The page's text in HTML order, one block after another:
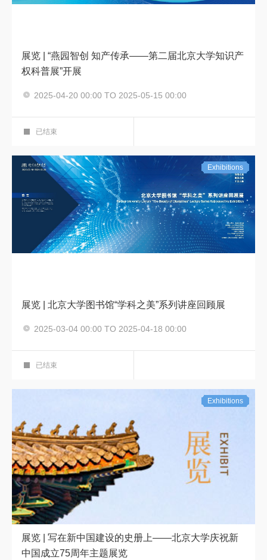
展览 | “燕园智创 知产传承——第二届北京大学知识产
权科普展”开展
2025-04-20 00:00 TO 2025-05-15 00:00
华彩展厅
已结束
Exhibitions
展览 | 北京大学图书馆“学科之美”系列讲座回顾展
2025-03-04 00:00 TO 2025-04-18 00:00
华彩展厅
已结束
Exhibitions
展览 | 写在新中国建设的史册上——北京大学庆祝新
中国成立75周年主题展览